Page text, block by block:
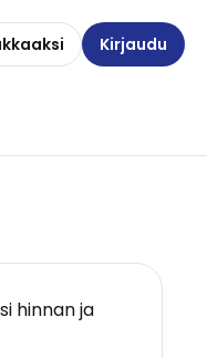
Kirjaudu
hinnan ja